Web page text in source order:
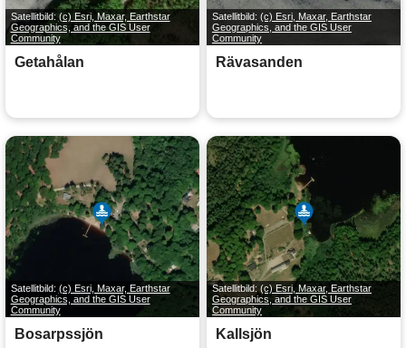
Satellitbild: (c) Esri, Maxar, Earthstar
Geographics, and the GIS User
Community
Getahålan
Satellitbild: (c) Esri, Maxar, Earthstar
Geographics, and the GIS User
Community
Rävasanden
Satellitbild: (c) Esri, Maxar, Earthstar
Geographics, and the GIS User
Community
Bosarpssjön
Satellitbild: (c) Esri, Maxar, Earthstar
Geographics, and the GIS User
Community
Kallsjön